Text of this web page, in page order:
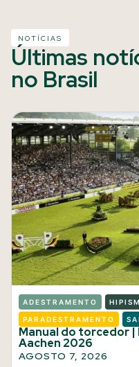
NOTÍCIAS
Últimas
no Brasil
ADESTRAMENTO
PARADESTRAMENTO
Manual do torcedor |
Aachen 2026
AGOSTO 7, 2026